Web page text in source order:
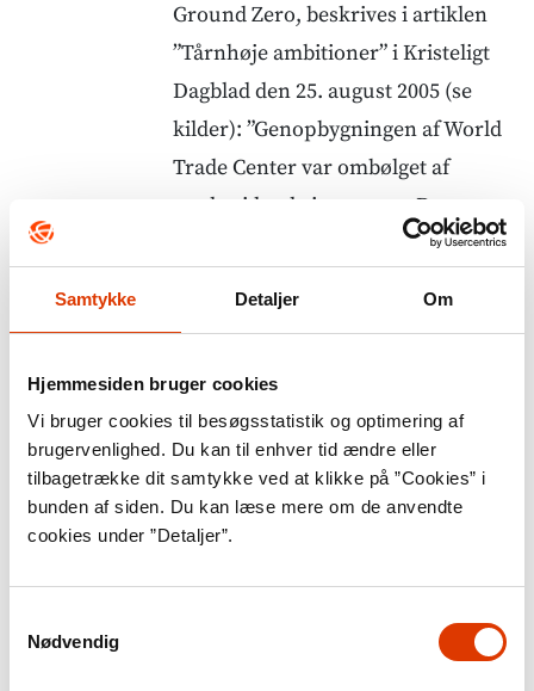
Samtykke Detaljer Om
Hjemmesiden bruger cookies
Vi bruger cookies til besøgsstatistik og optimering af
brugervenlighed. Du kan til enhver tid ændre eller
tilbagetrække dit samtykke ved at klikke på ”Cookies” i
bunden af siden. Du kan læse mere om de anvendte
cookies under ”Detaljer”.
Nødvendig
Ground Zero, beskrives i artiklen
”Tårnhøje ambitioner” i Kristeligt
Dagblad den 25. august 2005 (se
kilder): ”Genopbygningen af World
Trade Center var ombølget af
modstridende interesser. Der var
ofrenes pårørende, der ønskede
mindesmærke. Der var beboerne i
området, der ønskede at bo i en
levende bydel og ikke i et
mausoleum. Der var dem, der på
trodsig newyorker-vis ønskede
tårnene genopført, præcis som de
var. Der var firmaer, der gerne ville